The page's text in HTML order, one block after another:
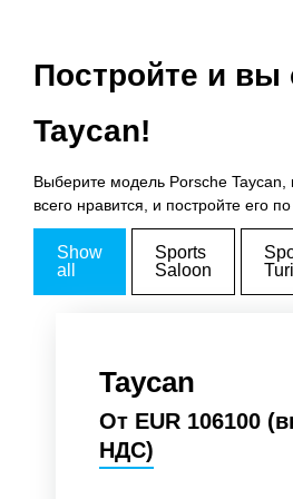
Постройте и вы
Taycan!
Выберите модель Porsche
всего нравится, и постройте его по
Show
all
Sports
Saloon
Taycan
От EUR 106100
НДС)